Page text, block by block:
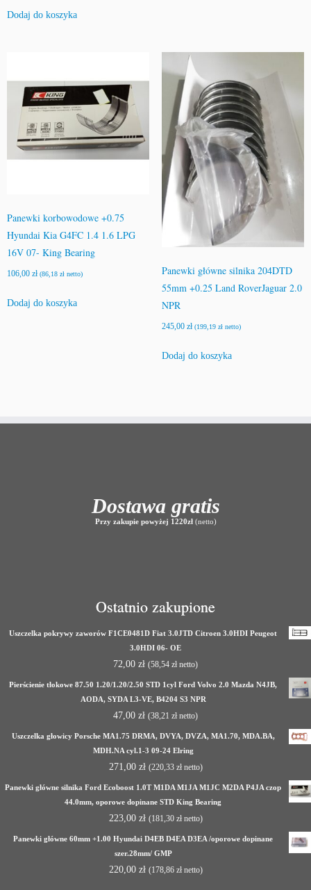
Dodaj do koszyka
Panewki korbowodowe +0.75
Hyundai Kia G4FC 1.4 1.6 LPG
16V 07- King Bearing
106,00 zł (86,18 zł netto)
Dodaj do koszyka
Panewki główne silnika 204DTD
55mm +0.25 Land RoverJaguar 2.0
NPR
245,00 zł (199,19 złnetto)
Dodaj do koszyka
Dostawa gratis
Przy zakupie powyżej 1220zł(netto)
Ostatnio zakupione
Uszczelka pokrywy zaworów F1CE0481D Fiat 3.0JTD Citroen 3.0HDI Peugeot
3.0HDI 06- OE
72,00 zł (58,54 zł netto)
Pierścienie tłokowe 87.50 1.20/1.20/2.50 STD 1cyl Ford Volvo 2.0 Mazda N4JB,
AODA, SYDA L3-VE, B4204 S3 NPR
47,00 zł (38,21 zł netto)
Uszczelka głowicy Porsche MA1.75 DRMA, DVYA, DVZA, MA1.70, MDA.BA,
MDH.NA cyl.1-3 09-24 Elring
271,00 zł (220,33 złnetto)
Panewki główne silnika Ford Ecoboost 1.0T M1DA M1JA M1JC M2DA P4JA czop
44.0mm, oporowe dopinane STD King Bearing
223,00 zł (181,30 złnetto)
Panewki główne 60mm +1.00 Hyundai D4EB D4EA D3EA /oporowe dopinane
szer.28mm/ GMP
220,00 zł (178,86 złnetto)